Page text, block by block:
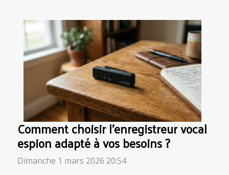
Comment choisir l'enregistreur vocal
espion adapté à vos besoins ?
Dimanche 1 mars 2026 20:54